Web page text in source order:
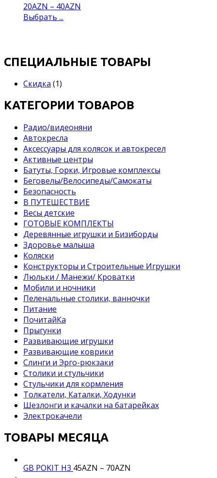
20AZN – 40AZN
Выбрать ...
СПЕЦИАЛЬНЫЕ ТОВАРЫ
Скидка (1)
КАТЕГОРИИ ТОВАРОВ
Pадио/видеоняни
Автокресла
Аксессуары для колясок и автокресел
Активные центры
Батуты, Горки, Игровые комплексы
Беговелы/Велосипеды/Самокаты
Безопасность
В ПУТЕШЕСТВИЕ
Весы детские
ГОТОВЫЕ КОМПЛЕКТЫ
Деревянные игрушки и Бизиборды
Здоровье малыша
Коляски
Конструкторы и Строительные Игрушки
Люльки / Манежи/ Кроватки
Мобили и ночники
Пеленальные столики, ванночки
Питание
ПочитайКа
Прыгунки
Развивающие игрушки
Развивающие коврики
Слинги и Эрго-рюкзаки
Столики и стульчики
Стульчики для кормления
Толкатели, Каталки, Ходунки
Шезлонги и качалки на батарейках
Электрокачели
ТОВАРЫ МЕСЯЦА
GB POKIT H3 45AZN – 70AZN